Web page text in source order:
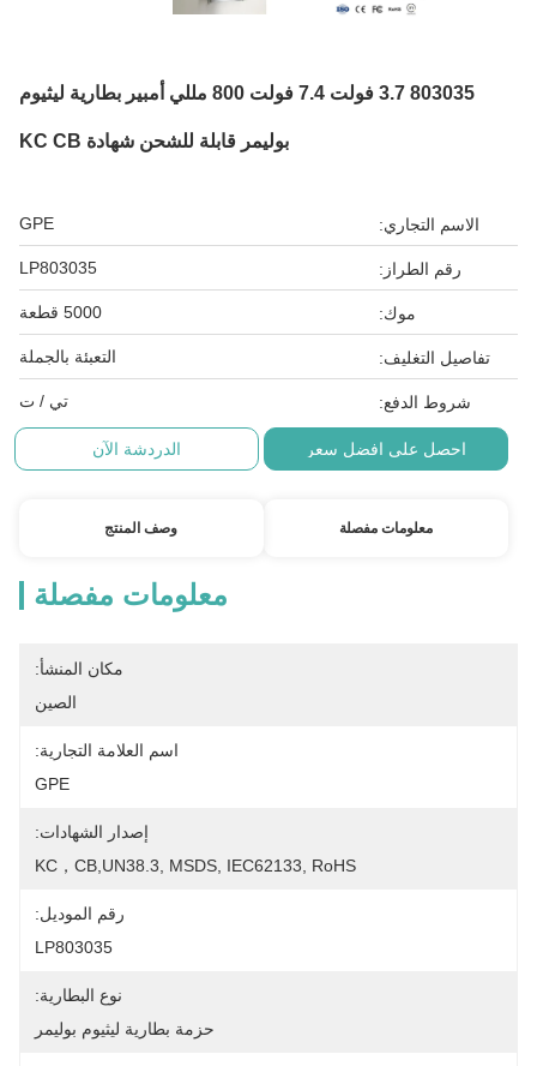
803035 3.7 فولت 7.4 فولت 800 مللي أمبير بطارية ليثيوم
بوليمر قابلة للشحن شهادة KC CB
الاسم التجاري: GPE
رقم الطراز: LP803035
موك: 5000 قطعة
تفاصيل التغليف: التعبئة بالجملة
شروط الدفع: تي / ت
احصل على افضل سعر الدردشة الآن
معلومات مفصلة وصف المنتج
معلومات مفصلة
مكان المنشأ:
الصين
اسم العلامة التجارية:
GPE
إصدار الشهادات:
KC，CB,UN38.3, MSDS, IEC62133, RoHS
رقم الموديل:
LP803035
نوع البطارية:
حزمة بطارية ليثيوم بوليمر